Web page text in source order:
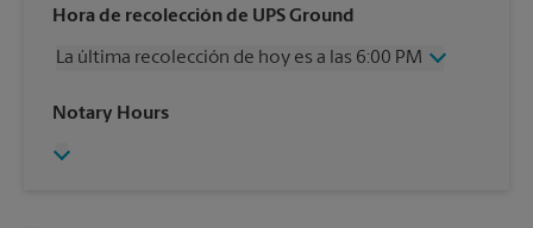
Miércoles
6:00 PM
Viernes
6:00 PM
Domingo
Hora de recolección de UPS Ground
La última recolección de hoy es a las 6:00 PM
Miércoles
Viernes
Notary Hours